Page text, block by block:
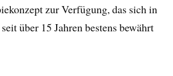
zur Verfügung, das sich in
über 15 Jahren bestens bewährt